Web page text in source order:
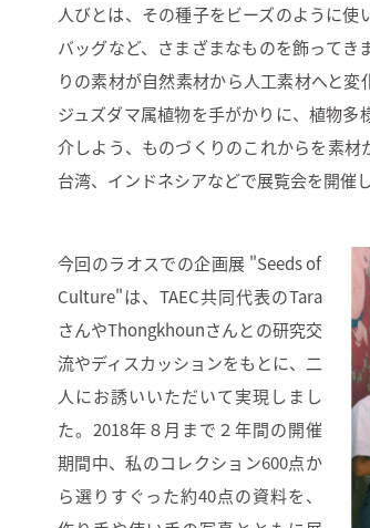
人びとは、その種子をビーズのように
バッグなど、さまざまなものを飾ってき
りの素材が自然素材から人工素材へと変
ジュズダマ属植物を手がかりに、植物
介しよう、ものづくりのこれからを素材
台湾、インドネシアなどで展覧会を開催
今回のラオスでの企画展 "Seeds of
Culture"は、TAEC共同代表のTara
さんやThongkhounさんとの研究交
流やディスカッションをもとに、二
人にお誘いいただいて実現しまし
た。2018年８月まで２年間の開催
期間中、私のコレクション600点か
ら選りすぐった約40点の資料を、